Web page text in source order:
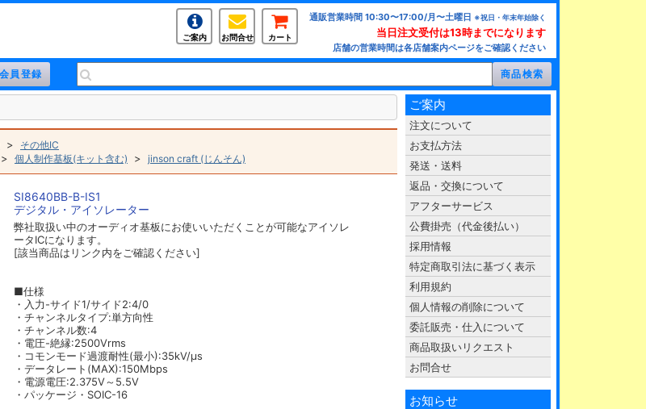
ご案内 お問合せ カート
通販営業時間 10:30〜17:00/月〜土曜日 ※祝日・年末年始除く
当日注文受付は13時までになります
店舗の営業時間は各店舗案内ページをご確認ください
> その他IC
> 個人制作基板(キット含む) > jinson craft (じんそん)
SI8640BB-B-IS1
デジタル・アイソレーター
弊社取扱い中のオーディオ基板にお使いいただくことが可能なアイソレ
ータICになります。
[該当商品はリンク内をご確認ください]
■仕様
・入力-サイド1/サイド2:4/0
・チャンネルタイプ:単方向性
・チャンネル数:4
・電圧-絶縁:2500Vrms
・コモンモード過渡耐性(最小):35kV/µs
・データレート(MAX):150Mbps
・電源電圧:2.375V～5.5V
・パッケージ・SOIC-16
ご案内
注文について
お支払方法
発送・送料
返品・交換について
アフターサービス
公費掛売（代金後払い）
採用情報
特定商取引法に基づく表示
利用規約
個人情報の削除について
委託販売・仕入について
商品取扱いリクエスト
お問合せ
お知らせ